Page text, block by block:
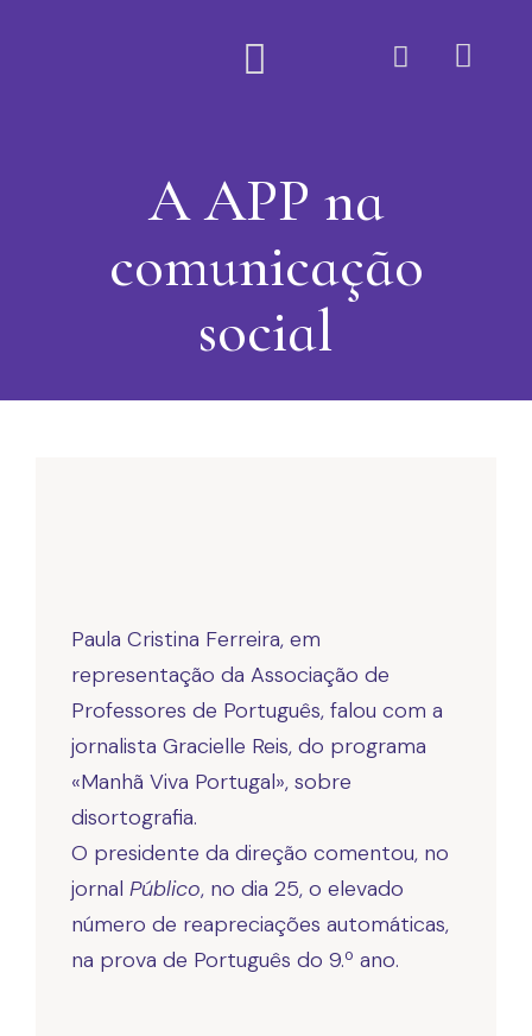
A APP na
comunicação
social
Paula Cristina Ferreira, em
representação da Associação de
Professores de Português, falou com a
jornalista Gracielle Reis, do programa
«Manhã Viva Portugal», sobre
disortografia.
O presidente da direção comentou, no
jornal Público, no dia 25, o elevado
número de reapreciações automáticas,
na prova de Português do 9.º ano.